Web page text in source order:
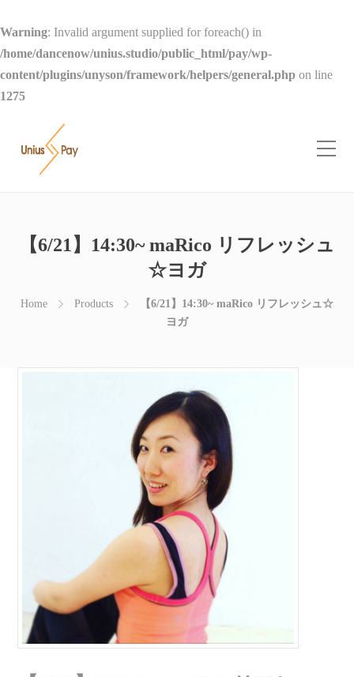
Warning: Invalid argument supplied for foreach() in
/home/dancenow/unius.studio/public_html/pay/wp-
content/plugins/unyson/framework/helpers/general.php on line
1275
【6/21】14:30~ maRico リフレッシュ
☆ヨガ
Home Products
【6/21】14:30~ maRico リフレッシュ☆
ヨガ